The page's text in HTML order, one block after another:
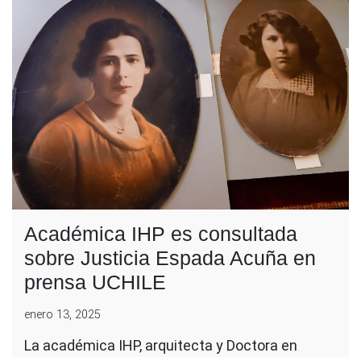
Académica IHP es consultada
sobre Justicia Espada Acuña en
prensa UCHILE
enero 13, 2025
La académica IHP, arquitecta y Doctora en